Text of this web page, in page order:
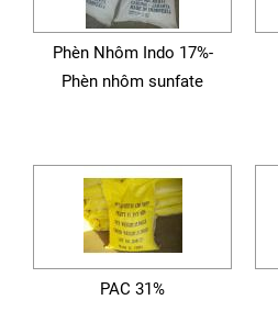
Phèn Nhôm Indo 17%-
Phèn nhôm sunfate
PAC 31%